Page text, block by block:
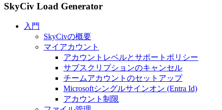
SkyCiv Load Generator
入門
SkyCivの概要
マイアカウント
アカウントレベルとサポートポリシー
サブスクリプションのキャンセル
チームアカウントのセットアップ
Microsoftシングルサインオン (Entra Id)
アカウント制限